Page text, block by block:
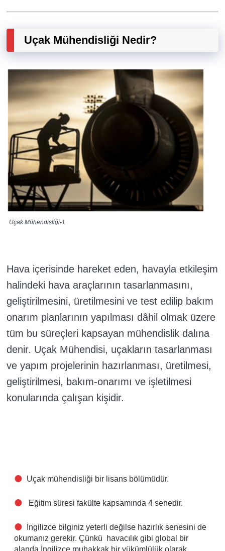
Uçak Mühendisliği Nedir?
Uçak Mühendisliği-1
Hava içerisinde hareket eden, havayla etkileşim
halindeki hava araçlarının tasarlanmasını,
geliştirilmesini, üretilmesini ve test edilip bakım
onarım planlarının yapılması dâhil olmak üzere
tüm bu süreçleri kapsayan mühendislik dalına
denir. Uçak Mühendisi, uçakların tasarlanması
ve yapım projelerinin hazırlanması, üretilmesi,
geliştirilmesi, bakım-onarımı ve işletilmesi
konularında çalışan kişidir.
Uçak mühendisliği bir lisans bölümüdür.
Eğitim süresi fakülte kapsamında 4 senedir.
İngilizce bilginiz yeterli değilse hazırlık senesini de
okumanız gerekir. Çünkü havacılık gibi global bir